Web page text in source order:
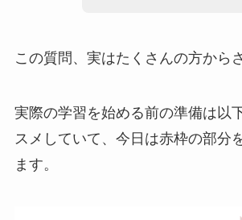
この質問、実はたくさんの方から
実際の学習を始める前の準備は以
スメしていて、今日は赤枠の部分
ます。